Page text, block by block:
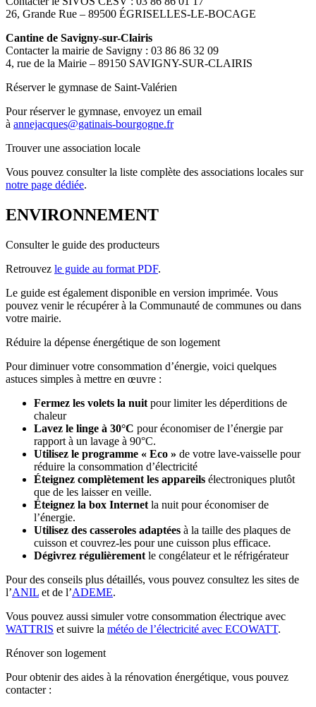
26, Grande Rue – 89500 ÉGRISELLES-LE-BOCAGE
Cantine de Savigny-sur-Clairis
Contacter la mairie de Savigny : 03 86 86 32 09
4, rue de la Mairie – 89150 SAVIGNY-SUR-CLAIRIS
Réserver le gymnase de Saint-Valérien
Pour réserver le gymnase, envoyez un email
à annejacques@gatinais-bourgogne.fr
Trouver une association locale
Vous pouvez consulter la liste complète des associations locales sur
notre page dédiée.
ENVIRONNEMENT
Consulter le guide des producteurs
Retrouvez le guide au format PDF.
Le guide est également disponible en version imprimée. Vous
pouvez venir le récupérer à la Communauté de communes ou dans
votre mairie.
Réduire la dépense énergétique de son logement
Pour diminuer votre consommation d’énergie, voici quelques
astuces simples à mettre en œuvre :
Fermez les volets la nuit pour limiter les déperditions de
chaleur
Lavez le linge à 30°C pour économiser de l’énergie par
rapport à un lavage à 90°C.
Utilisez le programme « Eco » de votre lave-vaisselle pour
réduire la consommation d’électricité
Éteignez complètement les appareils électroniques plutôt
que de les laisser en veille.
Éteignez la box Internet la nuit pour économiser de
l’énergie.
Utilisez des casseroles adaptées à la taille des plaques de
cuisson et couvrez-les pour une cuisson plus efficace.
Dégivrez régulièrement le congélateur et le réfrigérateur
Pour des conseils plus détaillés, vous pouvez consultez les sites de
l’ANIL et de l’ADEME.
Vous pouvez aussi simuler votre consommation électrique avec
WATTRIS et suivre la météo de l’électricité avec ECOWATT.
Rénover son logement
Pour obtenir des aides à la rénovation énergétique, vous pouvez
contacter :